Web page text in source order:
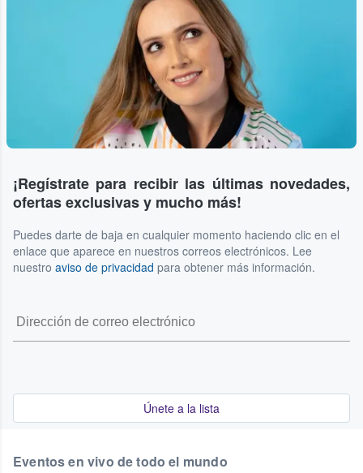
¡Regístrate para recibir las últimas novedades,
ofertas exclusivas y mucho más!
Puedes darte de baja en cualquier momento haciendo clic en el
enlace que aparece en nuestros correos electrónicos. Lee
nuestro aviso de privacidad para obtener más información.
Únete a la lista
Eventos en vivo de todo el mundo